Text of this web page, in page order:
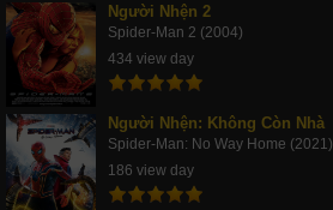
Người Nhện 2
Spider-Man 2 (2004)
434 view day
Người Nhện: Không Còn Nhà
Spider-Man: No Way Home (2021)
186 view day